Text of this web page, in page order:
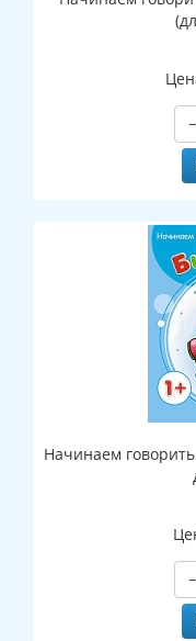
−
Начинаем
−